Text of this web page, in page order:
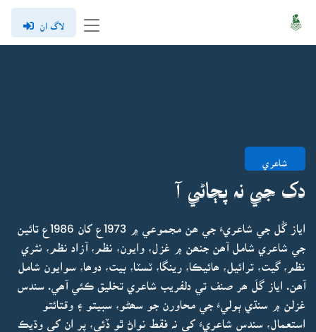
لاگ ان
شاعري
دک جي نہ پڄاڻي آ
اياز گُل جي شاعريءَ جي ھن مجموعي ۾ 1973ع کان 1986ع تائين
جي شاعري شامل آھن جنھن ۾ غزل، وايون، نظم، آزاد نظم، نثري
نظم، گيت، ترائيل، ھائيڪا، رينگا، ٽسٽا، بيت، دوھا، سوايون شامل
آھن. اياز گلَ ھر صنف تي دلفريب شاعري تخليق ڪئي آھي. سندس
غزلن ۾ سنڌي ٻوليءَ جي محاورن جو سھڻو، سبيتو ۽ وقتائتو
استعمال، سندس شاعريءَ کي نہ فقط نواڻ ٿو ڏئي، پر ان کي وڌيڪ